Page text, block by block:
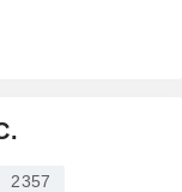
2357